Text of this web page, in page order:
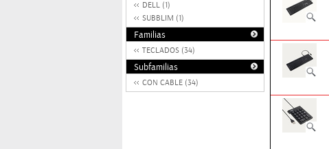
DELL (1)
SUBBLIM (1)
Familias
TECLADOS (34)
Subfamilias
CON CABLE (34)